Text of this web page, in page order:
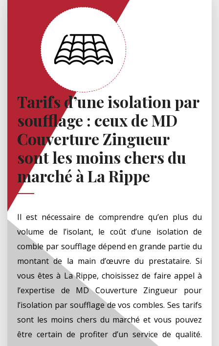
Tarifs d’une isolation par
soufflage : ceux de MD
Couverture Zingueur
sont les moins chers du
marché à La Rippe
Il est nécessaire de comprendre qu’en plus du
volume de l’isolant, le coût d’une isolation de
comble par soufflage dépend en grande partie du
montant de la main d’œuvre du prestataire. Si
vous êtes à La Rippe, choisissez de faire appel à
l’expertise de MD Couverture Zingueur pour
l’isolation par soufflage de vos combles. Ses tarifs
sont les moins chers du marché et vous pouvez
être certain de profiter d’un service de qualité.